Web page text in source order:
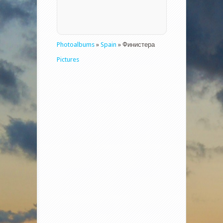
Photoalbums » Spain » Финистера
Pictures